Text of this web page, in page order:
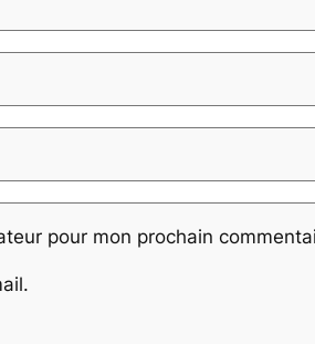
pour mon prochain